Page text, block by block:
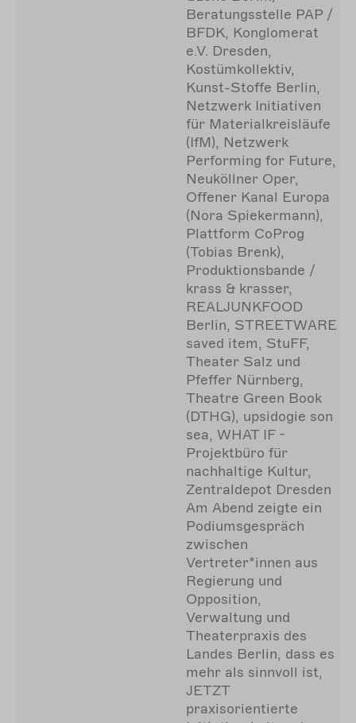
Beratungsstelle PAP /
BFDK, Konglomerat
e.V. Dresden,
Kostümkollektiv,
Kunst-Stoffe Berlin,
Netzwerk Initiativen
für Materialkreisläufe
(IfM), Netzwerk
Performing for Future,
Neuköllner Oper,
Offener Kanal Europa
(Nora Spiekermann),
Plattform CoProg
(Tobias Brenk),
Produktionsbande /
krass & krasser,
REALJUNKFOOD
Berlin, STREETWARE
saved item, StuFF,
Theater Salz und
Pfeffer Nürnberg,
Theatre Green Book
(DTHG), upsidogie son
sea, WHAT IF -
Projektbüro für
nachhaltige Kultur,
Zentraldepot Dresden
Am Abend zeigte ein
Podiumsgespräch
zwischen
Vertreter*innen aus
Regierung und
Opposition,
Verwaltung und
Theaterpraxis des
Landes Berlin, dass es
mehr als sinnvoll ist,
JETZT
praxisorientierte